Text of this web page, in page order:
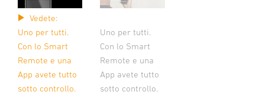
Vedete:
Uno per tutti.
Con lo Smart
Remote e una
App avete tutto
sotto controllo.
Uno per tutti.
Con lo Smart
Remote e una
App avete tutto
sotto controllo.